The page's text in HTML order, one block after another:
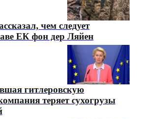
чем следует
ЕК фон дер Ляйен
гитлеровскую
теряет сухогрузы